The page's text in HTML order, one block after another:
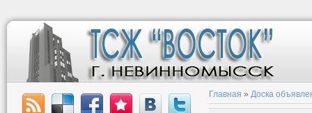
Главная » Доска